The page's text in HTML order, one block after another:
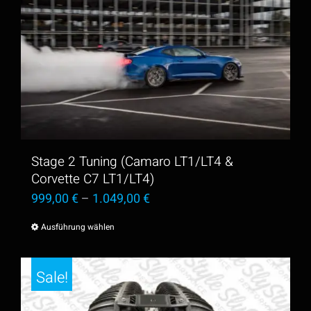
Stage 2 Tuning (Camaro LT1/LT4 &
Corvette C7 LT1/LT4)
999,00€– 1.049,00€
Ausführung wählen
Produkt
weist
mehrere
Sale!